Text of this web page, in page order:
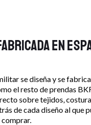
en
se diseña y se
el resto de prendas
sobre tejidos,
de cada diseño al que